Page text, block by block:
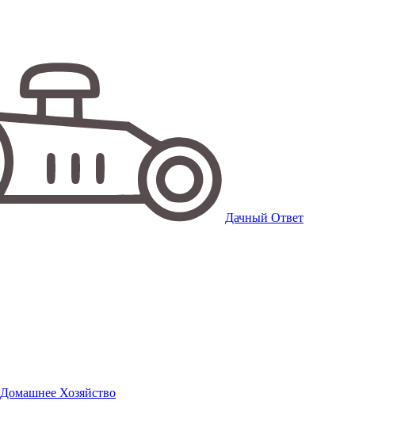
Дачный Ответ
Домашнее Хозяйство